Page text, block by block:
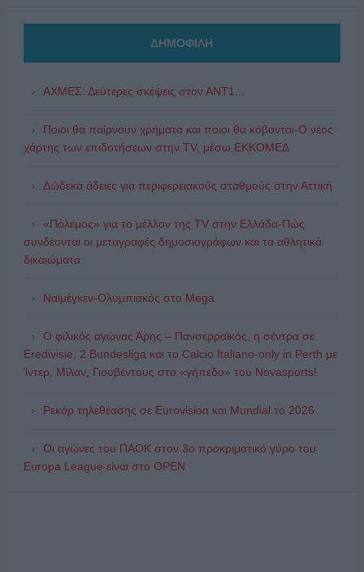
ΔΗΜΟΦΙΛΗ
ΑΧΜΕΣ: Δεύτερες σκέψεις στον ΑΝΤ1...
Ποιοι θα παίρνουν χρήματα και ποιοι θα κόβονται-Ο νέος
χάρτης των επιδοτήσεων στην TV, μέσω ΕΚΚΟΜΕΔ
Δώδεκα άδειες για περιφερειακούς σταθμούς στην Αττική
«Πόλεμος» για το μέλλον της TV στην Ελλάδα-Πώς
συνδέονται οι μεταγραφές δημοσιογράφων και τα αθλητικά
δικαιώματα
Ναϊμέγκεν-Ολυμπιακός στο Mega
Ο φιλικός αγώνας Άρης – Πανσερραϊκός, η σέντρα σε
Eredivisie, 2.Bundesliga και το Calcio Italiano-only in Perth με
Ίντερ, Μίλαν, Γιουβέντους στο «γήπεδο» του Novasports!
Ρεκόρ τηλεθέασης σε Eurovision και Mundial το 2026
Οι αγώνες του ΠΑΟΚ στον 3ο προκριματικό γύρο του
Europa League είναι στο OPEN